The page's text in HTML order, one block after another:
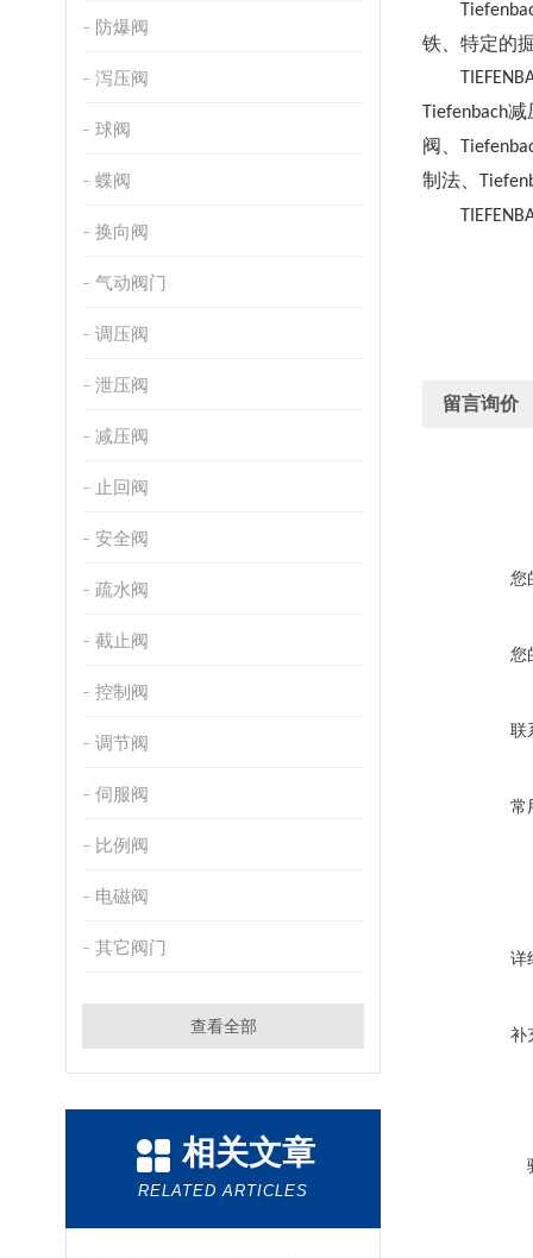
防爆阀
泻压阀
球阀
蝶阀
换向阀
气动阀门
调压阀
泄压阀
减压阀
止回阀
安全阀
疏水阀
截止阀
控制阀
调节阀
伺服阀
比例阀
电磁阀
其它阀门
查看全部
相关文章
RELATED ARTICLES
铁、特定的
Tiefenbach减
阀、
制法、
留言询价
您
您
联
常
详
补